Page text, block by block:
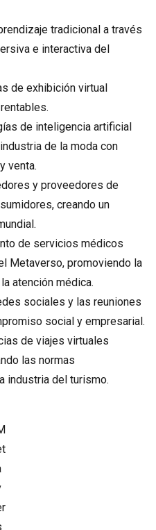
tradicional a través
e interactiva del
de exhibición virtual
de inteligencia artificial
de la moda con
venta.
y proveedores de
creando un
de servicios médicos
Metaverso, promoviendo la
atención médica.
sociales y las reuniones
social y empresarial.
de viajes virtuales
las normas
industria del turismo.